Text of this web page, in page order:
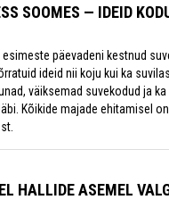
SOOMES — IDEID
päevadeni kestnud
ideid nii koju kui ka
väiksemad suvekodud ja
Kõikide majade ehitamisel
HALLIDE ASEMEL